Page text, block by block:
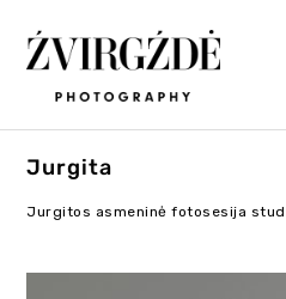
Jurgita
Jurgitos asmeninė fotosesija